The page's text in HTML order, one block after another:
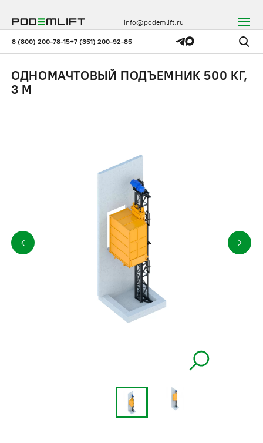
8 (800) 200-78-15+7 (351) 200-92-85
info@podemlift.ru
ОДНОМАЧТОВЫЙ ПОДЪЕМНИК 500 КГ,
3 М